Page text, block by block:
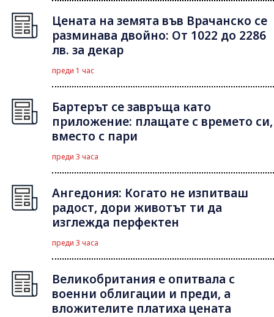
Цената на земята във Врачанско се
разминава двойно: От 1022 до 2286
лв. за декар
преди 1 час
Бартерът се завръща като
приложение: плащате с времето си,
вместо с пари
преди 3 часа
Ангедония: Когато не изпитваш
радост, дори животът ти да
изглежда перфектен
преди 3 часа
Великобритания е опитвала с
военни облигации и преди, а
вложителите платиха цената